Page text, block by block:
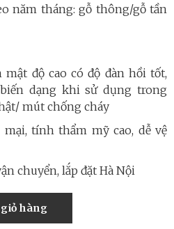
năm tháng: gỗ thông/gỗ tần
độ cao có độ đàn hồi tốt,
dạng khi sử dụng trong
mút chống cháy
tính thẩm mỹ cao, dễ vệ
chuyển, lắp đặt Hà Nội
hàng